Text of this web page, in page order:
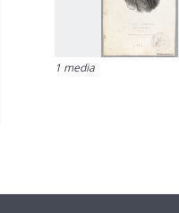
1 media